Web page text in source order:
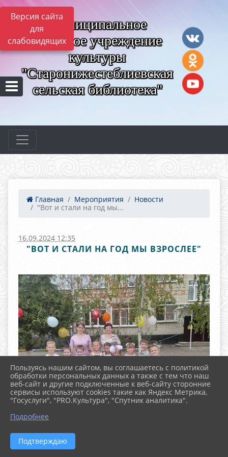
Версия сайта
для
слабовидящих
Муниципальное
казённое учреждение
культуры
"Старонижестеблиевская
сельская библиотека"
Главная Мероприятия
Новости
"Вот и стали на год мы...
16.09.2024 12:35
"ВОТ И СТАЛИ НА ГОД МЫ ВЗРОСЛЕЕ"
Пользуясь нашим сайтом, вы соглашаетесь с политикой
обработки персональных данных а также с тем что наш
веб-сайт и другие подключенные к веб-сайту сторонние
сервисы используют cookies такие как Яндекс Метрика,
"Госуслуги", "PRO.Культура", "Спутник аналитика".
Подробнее
Подтверждаю